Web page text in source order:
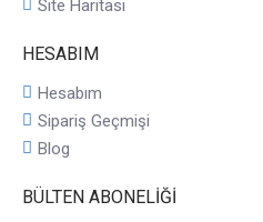
Site Haritası
HESABIM
Hesabım
Sipariş Geçmişi
Blog
BÜLTEN ABONELIĞI